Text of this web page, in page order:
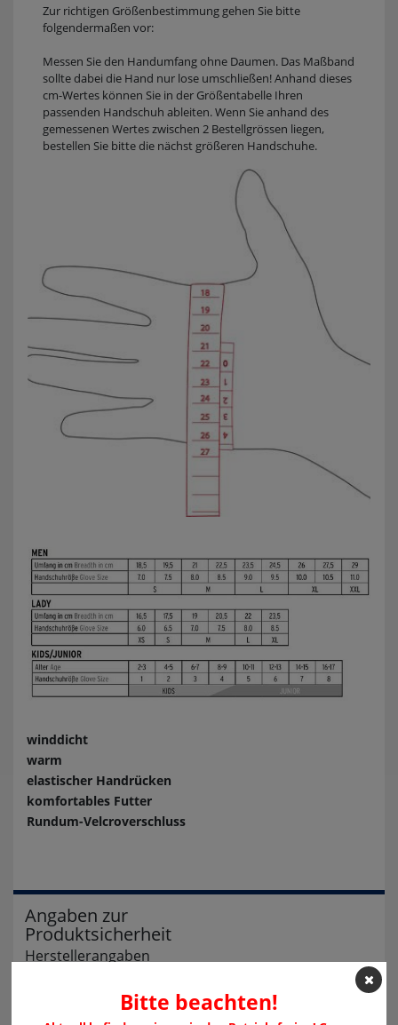
Zur richtigen Größenbestimmung gehen Sie bitte
folgendermaßen vor:
Messen Sie den Handumfang ohne Daumen. Das Maßband
sollte dabei die Hand nur lose umschließen! Anhand dieses
cm-Wertes können Sie in der Größentabelle Ihren
passenden Handschuh ableiten. Wenn Sie anhand des
gemessenen Wertes zwischen 2 Bestellgrössen liegen,
bestellen Sie bitte die nächst größeren Handschuhe.
winddicht
warm
elastischer Handrücken
komfortables Futter
Rundum-Velcroverschluss
Angaben zur
Produktsicherheit
Herstellerangaben
Bitte beachten!